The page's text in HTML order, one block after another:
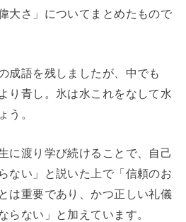
大さ」についてまとめたもので
成語を残しましたが、中でも
り青し。氷は水これをなして水
う。
に渡り学び続けることで、自己
ない」と説いた上で「信頼のお
は重要であり、かつ正しい礼儀
らない」と加えています。